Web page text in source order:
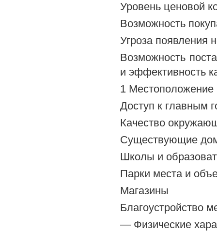
Уровень ценовой
Возможность
Угроза появления
Возможность
и эффективность
1 Местоположение
Доступ к главным
Качество
Существующие
Школы и
Парки места и
Магазины
Благоустройство
— Физические